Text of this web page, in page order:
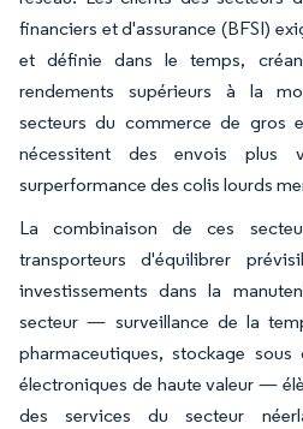
financiers et d'assurance (BFSI)
et définie dans le temps,
rendements supérieurs à la
secteurs du commerce de gros
nécessitent des envois plus
surperformance des colis lourds
La combinaison de ces
transporteurs d'équilibrer
investissements dans la
secteur — surveillance de la
pharmaceutiques, stockage
électroniques de haute valeur —
des services du secteur